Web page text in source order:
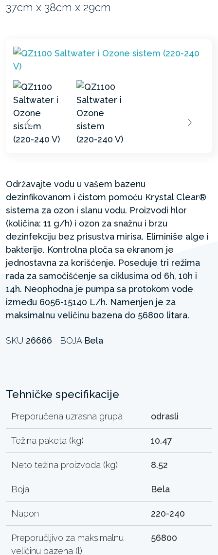
37cm x 38cm x 29cm
Održavajte vodu u vašem bazenu
dezinfikovanom i čistom pomoću Krystal Clear®
sistema za ozon i slanu vodu. Proizvodi hlor
(količina: 11 g/h) i ozon za snažnu i brzu
dezinfekciju bez prisustva mirisa. Eliminiše alge i
bakterije. Kontrolna ploča sa ekranom je
jednostavna za korišćenje. Poseduje tri režima
rada za samočišćenje sa ciklusima od 6h, 10h i
14h. Neophodna je pumpa sa protokom vode
između 6056-15140 L/h. Namenjen je za
maksimalnu veličinu bazena do 56800 litara.
SKU 26666 BOJA Bela
Tehničke specifikacije
Preporučena uzrasna grupa odrasli
Težina paketa (kg) 10.47
Neto težina proizvoda (kg) 8.52
Boja Bela
Napon 220-240
Preporučljivo za maksimalnu
veličinu bazena (l)
56800